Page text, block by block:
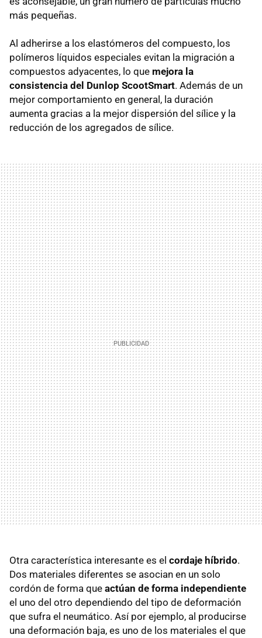
más pequeñas.
Al adherirse a los elastómeros del compuesto, los
polímeros líquidos especiales evitan la migración a
compuestos adyacentes, lo que mejora la
consistencia del Dunlop ScootSmart. Además de un
mejor comportamiento en general, la duración
aumenta gracias a la mejor dispersión del sílice y la
reducción de los agregados de sílice.
Otra característica interesante es el cordaje híbrido.
Dos materiales diferentes se asocian en un solo
cordón de forma que actúan de forma independiente
el uno del otro dependiendo del tipo de deformación
que sufra el neumático. Así por ejemplo, al producirse
una deformación baja, es uno de los materiales el que